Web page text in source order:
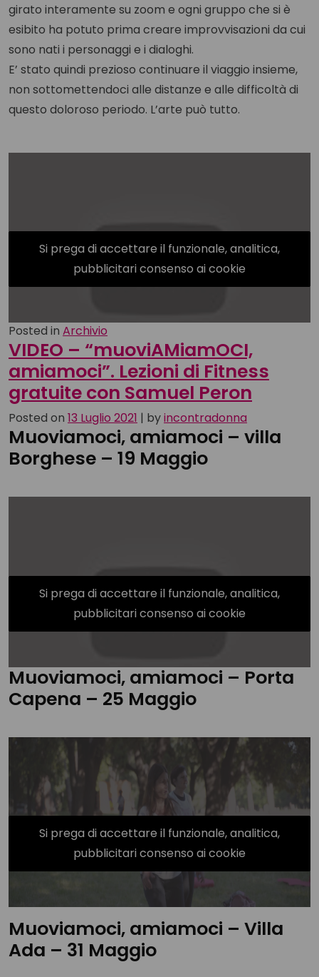
girato interamente su zoom e ogni gruppo che si è
esibito ha potuto prima creare improvvisazioni da cui
sono nati i personaggi e i dialoghi.
E’ stato quindi prezioso continuare il viaggio insieme,
non sottomettendoci alle distanze e alle difficoltà di
questo doloroso periodo. L’arte può tutto.
Si prega di accettare il funzionale, analitica,
pubblicitari consenso ai cookie
Posted in Archivio
VIDEO – “muoviAMiamOCI,
amiamoci”. Lezioni di Fitness
gratuite con Samuel Peron
Posted on 13 Luglio 2021 | byincontradonna
Muoviamoci, amiamoci – villa
Borghese – 19 Maggio
Si prega di accettare il funzionale, analitica,
pubblicitari consenso ai cookie
Muoviamoci, amiamoci – Porta
Capena – 25 Maggio
Si prega di accettare il funzionale, analitica,
pubblicitari consenso ai cookie
Muoviamoci, amiamoci – Villa
Ada – 31 Maggio